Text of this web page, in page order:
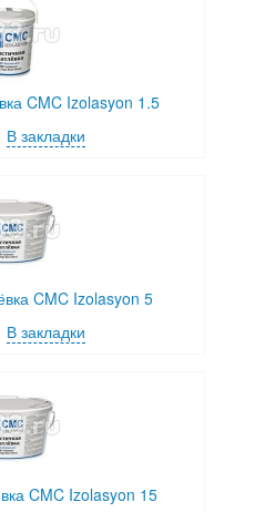
CMC Izolasyon 1.5
В закладки
CMC Izolasyon 5
В закладки
CMC Izolasyon 15